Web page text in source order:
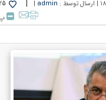
ارسال توسط : admin
|
|